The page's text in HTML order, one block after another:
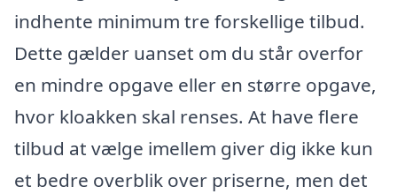
indhente minimum tre forskellige tilbud.
Dette gælder uanset om du står overfor
en mindre opgave eller en større opgave,
hvor kloakken skal renses. At have flere
tilbud at vælge imellem giver dig ikke kun
et bedre overblik over priserne, men det